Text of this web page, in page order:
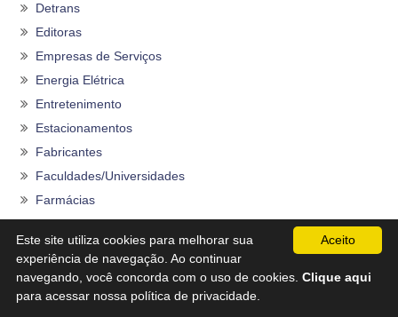
Detrans
Editoras
Empresas de Serviços
Energia Elétrica
Entretenimento
Estacionamentos
Fabricantes
Faculdades/Universidades
Farmácias
Ferramentas
Fraldas Descartáveis
Grandes Magazines
Lojas
Aceito
Este site utiliza cookies para melhorar sua
experiência de navegação. Ao continuar
navegando, você concorda com o uso de cookies. Clique aqui
para acessar nossa política de privacidade.